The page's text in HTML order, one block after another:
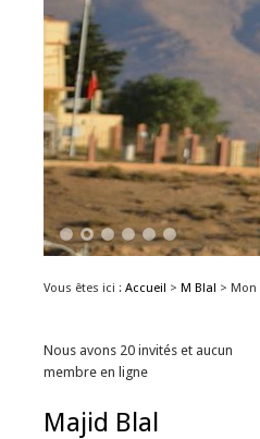
1 2 3 4 5 6
Vous êtes ici : Accueil > M Blal > Mon
Nous avons 20 invités et aucun
membre en ligne
Majid Blal